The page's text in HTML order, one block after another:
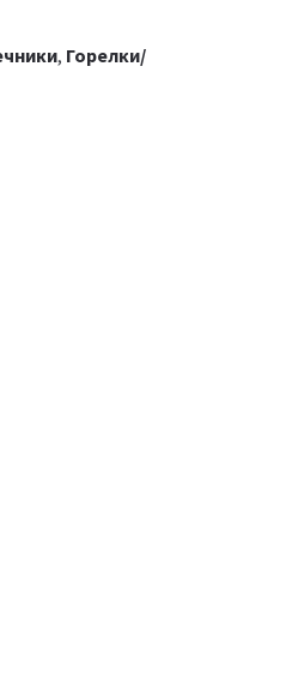
, Горелки/